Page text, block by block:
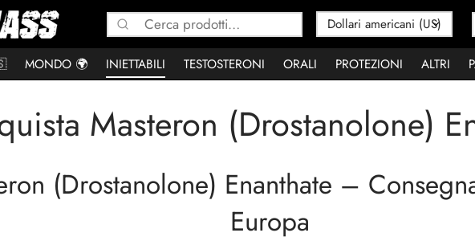
Cerca:
MONDO 🌍 INIETTABILI TESTOSTERONI ORALI PROTEZIONI ALTRI
Masteron (Drostanolone)
(Drostanolone) Enanthate –
Europa